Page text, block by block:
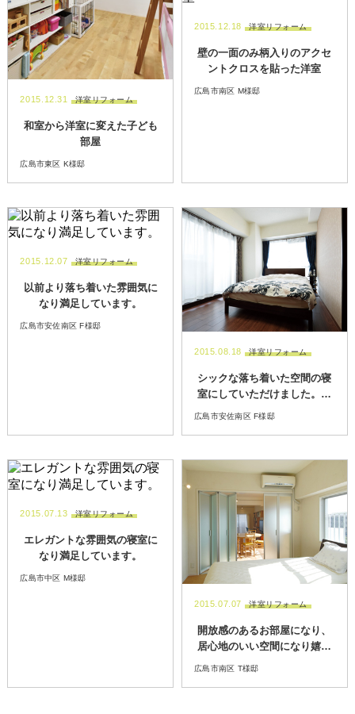
2015.12.31 洋室リフォーム
和室から洋室に変えた子ども
部屋
広島市東区 K様邸
2015.12.18 洋室リフォーム
壁の一面のみ柄入りのアクセ
ントクロスを貼った洋室
広島市南区 M様邸
2015.12.07 洋室リフォーム
以前より落ち着いた雰囲気に
なり満足しています。
広島市安佐南区 F様邸
2015.08.18 洋室リフォーム
シックな落ち着いた空間の寝
室にしていただけました。あ
りがとうございました。
広島市安佐南区 F様邸
2015.07.13 洋室リフォーム
エレガントな雰囲気の寝室に
なり満足しています。
広島市中区 M様邸
2015.07.07 洋室リフォーム
開放感のあるお部屋になり、
居心地のいい空間になり嬉し
広島市南区 T様邸